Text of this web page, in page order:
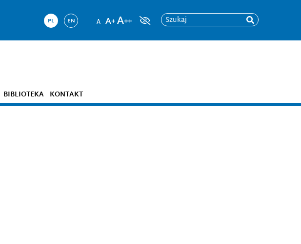
PL EN Szukaj
BIBLIOTEKA KONTAKT